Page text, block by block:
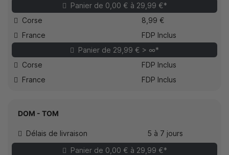
Panier de 0,00 € à 29,99 €*
Corse
8,99 €
France
FDP Inclus
Panier de 29,99 € > ∞*
Corse
FDP Inclus
France
FDP Inclus
DOM - TOM
Délais de livraison
5 à 7 jours
Panier de 0,00 € à 29,99 €*